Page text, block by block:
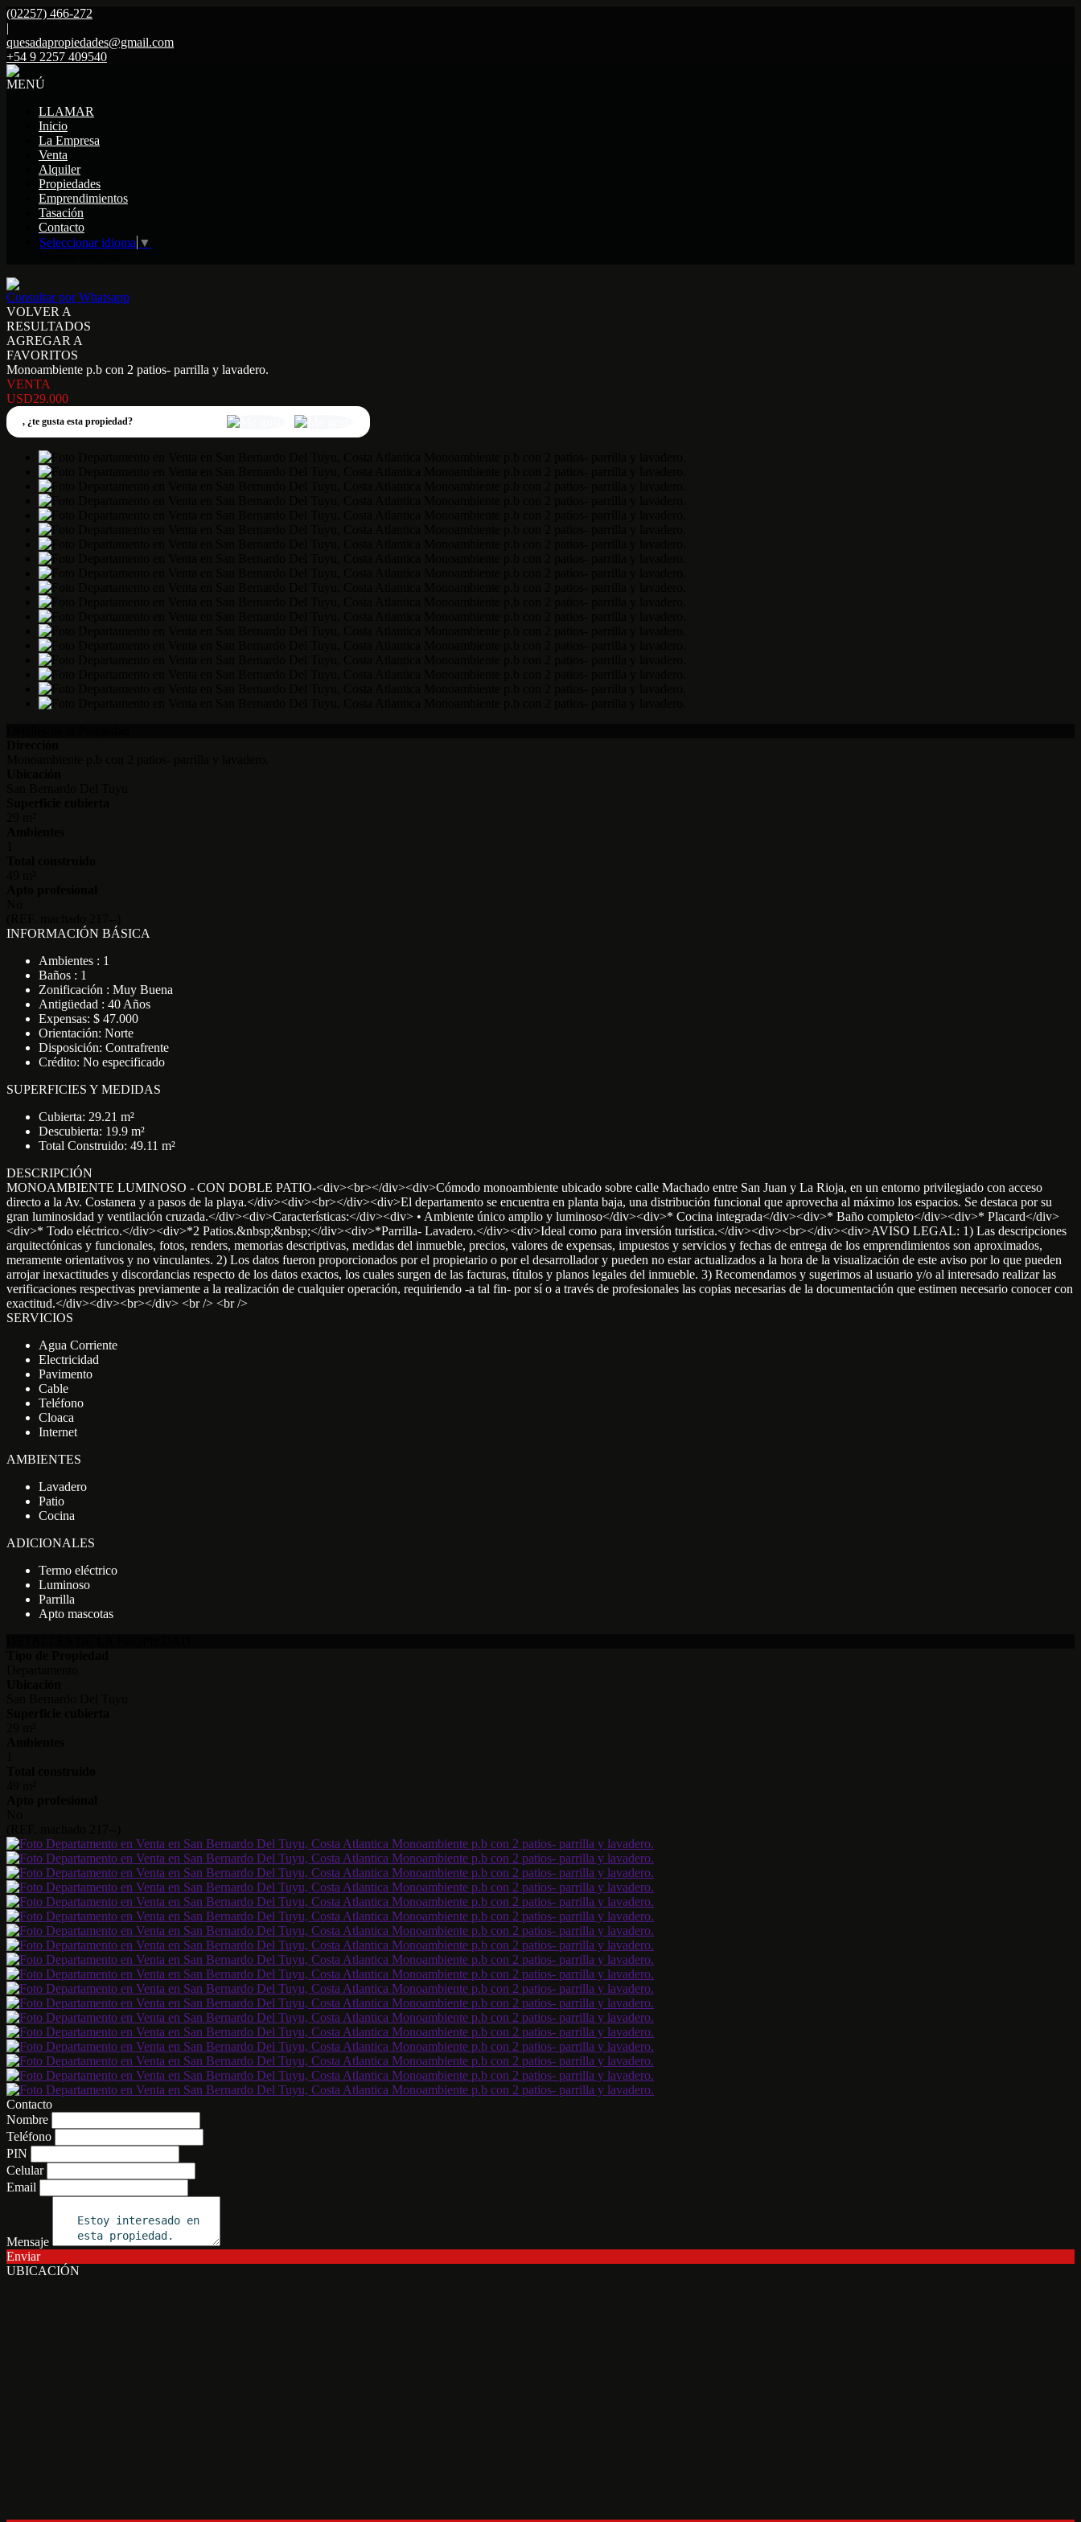
(02257) 466-272
|
quesadapropiedades@gmail.com
+54 9 2257 409540
MENÚ
LLAMAR
Inicio
La Empresa
Venta
Alquiler
Propiedades
Emprendimientos
Tasación
Contacto
Seleccionar idioma ▼
Consultar por Whatsapp
VOLVER A
RESULTADOS
AGREGAR A
FAVORITOS
Monoambiente p.b con 2 patios- parrilla y lavadero.
VENTA
USD29.000
, ¿te gusta esta propiedad?
INFORMACIÓN BÁSICA
Ambientes : 1
Baños : 1
Zonificación : Muy Buena
Antigüedad : 40 Años
Expensas: $ 47.000
Orientación: Norte
Disposición: Contrafrente
Crédito: No especificado
SUPERFICIES Y MEDIDAS
Cubierta: 29.21 m²
Descubierta: 19.9 m²
Total Construido: 49.11 m²
DESCRIPCIÓN
MONOAMBIENTE LUMINOSO - CON DOBLE PATIO-<div><br></div><div>Cómodo monoambiente ubicado sobre calle Machado entre San Juan y La Rioja, en un entorno privilegiado con acceso
directo a la Av. Costanera y a pasos de la playa.</div><div><br></div><div>El departamento se encuentra en planta baja, una distribución funcional que aprovecha al máximo los espacios. Se destaca por su
gran luminosidad y ventilación cruzada.</div><div>Características:</div><div> • Ambiente único amplio y luminoso</div><div>* Cocina integrada</div><div>* Baño completo</div><div>* Placard</div>
<div>* Todo eléctrico.</div><div>*2 Patios.&nbsp;&nbsp;</div><div>*Parrilla- Lavadero.</div><div>Ideal como para inversión turística.</div><div><br></div><div>AVISO LEGAL: 1) Las descripciones
arquitectónicas y funcionales, fotos, renders, memorias descriptivas, medidas del inmueble, precios, valores de expensas, impuestos y servicios y fechas de entrega de los emprendimientos son aproximados,
meramente orientativos y no vinculantes. 2) Los datos fueron proporcionados por el propietario o por el desarrollador y pueden no estar actualizados a la hora de la visualización de este aviso por lo que pueden
arrojar inexactitudes y discordancias respecto de los datos exactos, los cuales surgen de las facturas, títulos y planos legales del inmueble. 3) Recomendamos y sugerimos al usuario y/o al interesado realizar las
verificaciones respectivas previamente a la realización de cualquier operación, requiriendo -a tal fin- por sí o a través de profesionales las copias necesarias de la documentación que estimen necesario conocer con
exactitud.</div><div><br></div> <br /> <br />
SERVICIOS
Agua Corriente
Electricidad
Pavimento
Cable
Teléfono
Cloaca
Internet
AMBIENTES
Lavadero
Patio
Cocina
ADICIONALES
Termo eléctrico
Luminoso
Parrilla
Apto mascotas
Contacto
Nombre
Teléfono
PIN
Celular
Email
Mensaje
Enviar
UBICACIÓN